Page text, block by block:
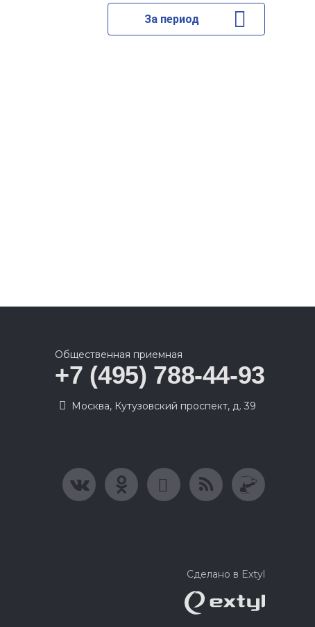
За период
Общественная приемная
+7 (495) 788-44-93
Москва, Кутузовский проспект, д. 39
Сделано в Extyl